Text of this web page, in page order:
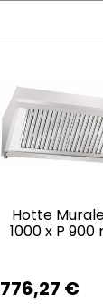
Hotte
1000 x P 900
776,27 €